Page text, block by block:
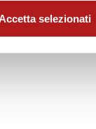
selezionati